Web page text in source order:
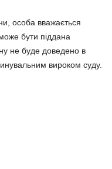
особа вважається
бути піддана
не буде доведено в
вироком суду.